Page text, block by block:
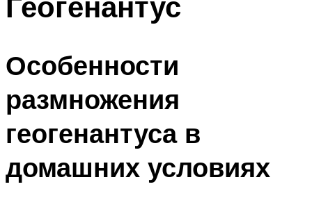
Особенности
размножения
геогенантуса в
домашних условиях